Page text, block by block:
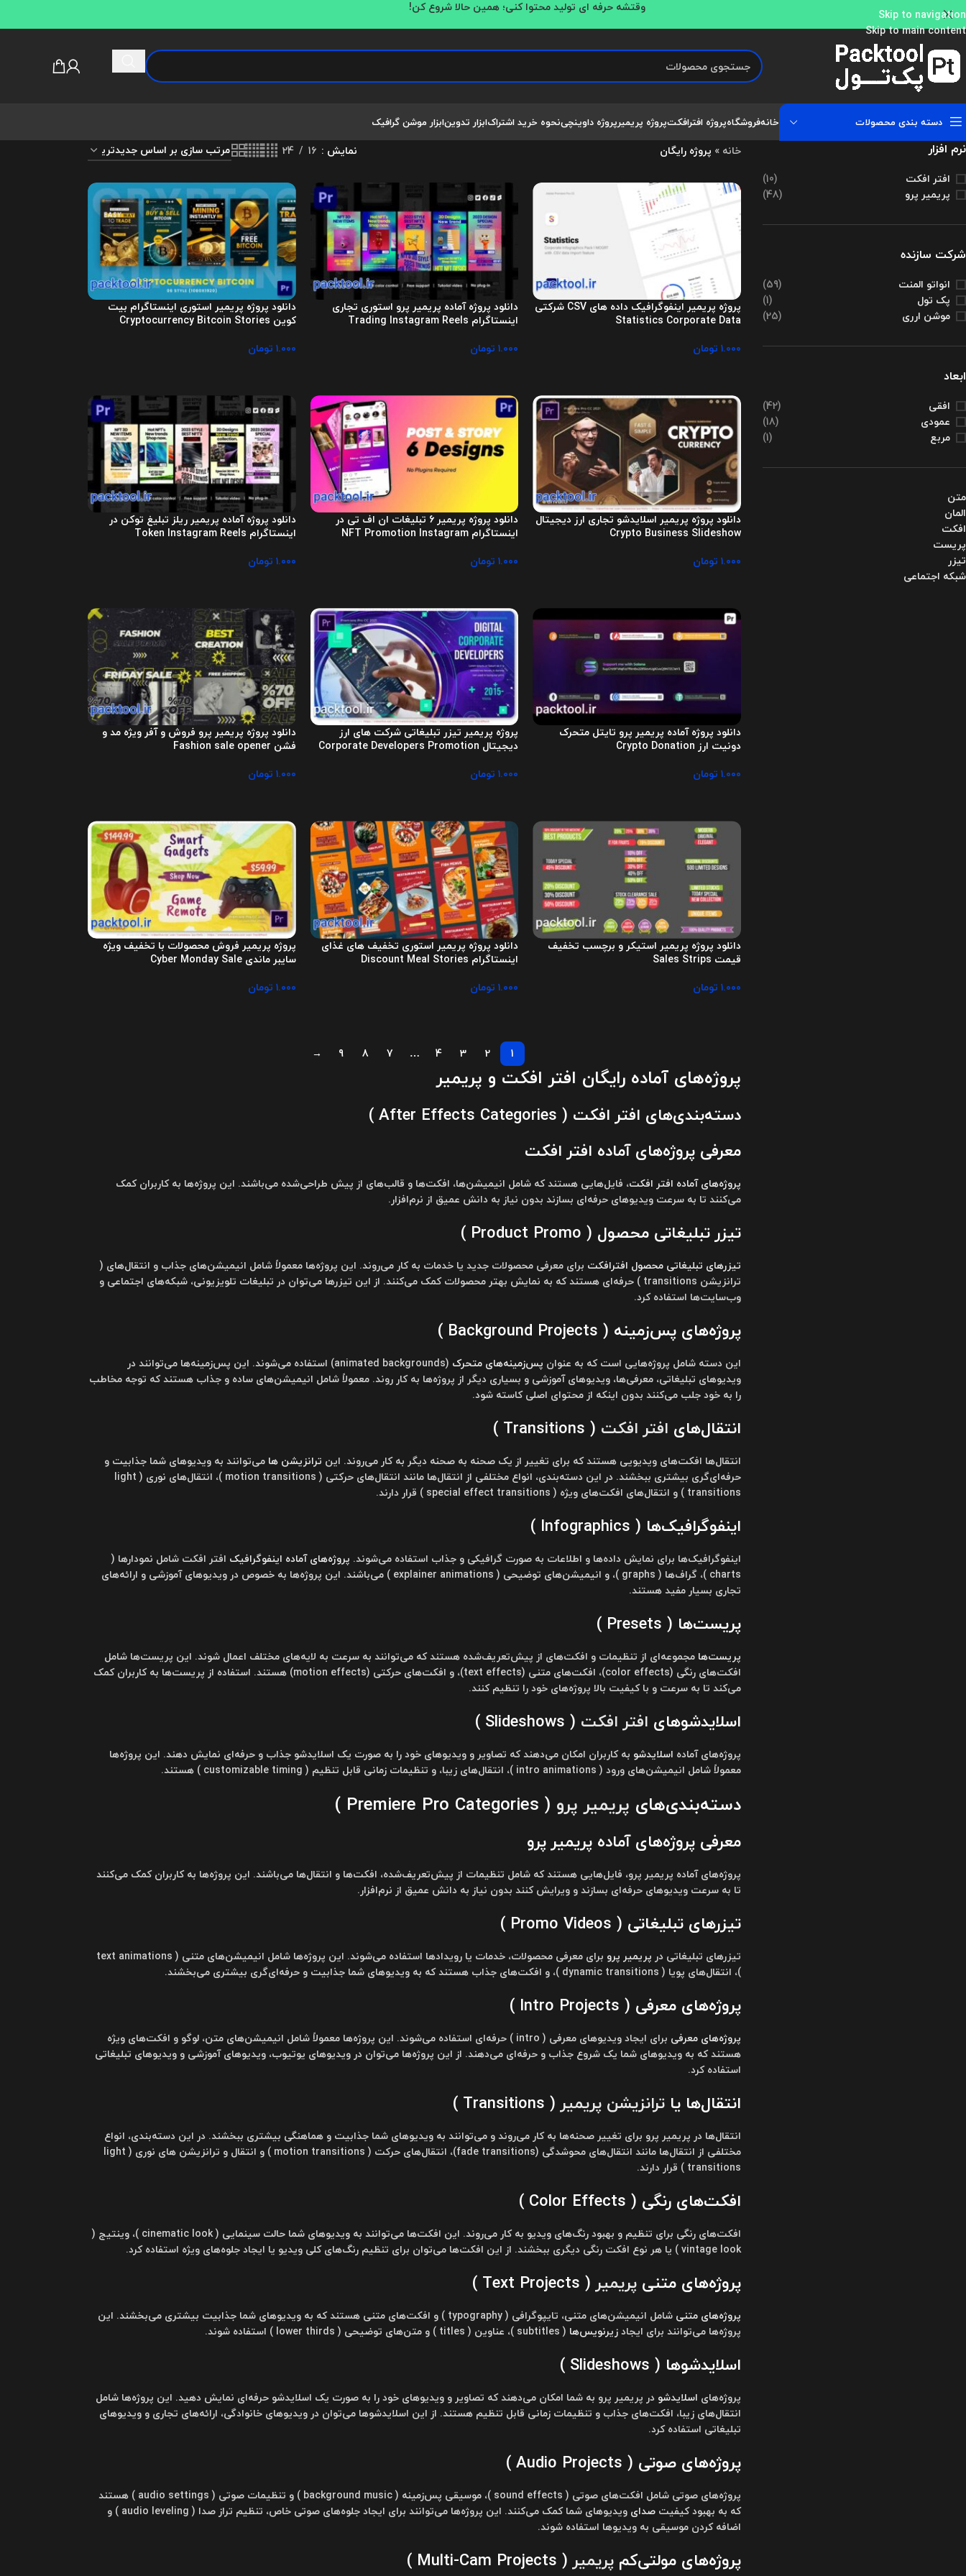
Skip to navigation
Skip to main content
وقتشه حرفه ای تولید محتوا کنی؛ همین حالا شروع کن!
دسته بندی محصولات خانهفروشگاهپروژه افترافکتپروژه پریمیرپروژه داوینچینحوه خرید اشتراکابزار تدوینابزار موشن گرافیک
نرم افزار
افتر افکت
(10)
پریمیر پرو
(48)
شرکت سازنده
انواتو المنت
(59)
پک تول
(1)
موشن ارری
(25)
ابعاد
افقی
(42)
عمودی
(18)
مربع
(1)
متن
المان
افکت
پریست
تیزر
شبکه اجتماعی
خانه » پروژه رایگان نمایش 16
24
پروژه پریمیر اینفوگرافیک داده های CSV شرکتی
Statistics Corporate Data
۱.۰۰۰ تومان
دانلود پروژه آماده پریمیر پرو استوری تجاری
اینستاگرام Trading Instagram Reels
۱.۰۰۰ تومان
دانلود پروژه پریمیر استوری اینستاگرام بیت
کوین Cryptocurrency Bitcoin Stories
۱.۰۰۰ تومان
دانلود پروژه پریمیر اسلایدشو تجاری ارز دیجیتال
Crypto Business Slideshow
۱.۰۰۰ تومان
دانلود پروژه پریمیر 6 تبلیغات ان اف تی در
اینستاگرام NFT Promotion Instagram
۱.۰۰۰ تومان
دانلود پروژه آماده پریمیر ریلز تبلیغ توکن در
اینستاگرام Token Instagram Reels
۱.۰۰۰ تومان
دانلود پروژه آماده پریمیر پرو تایتل متحرک
دونیت ارز Crypto Donation
۱.۰۰۰ تومان
پروژه پریمیر تیزر تبلیغاتی شرکت های ارز
دیجیتال Corporate Developers Promotion
۱.۰۰۰ تومان
دانلود پروژه پریمیر پرو فروش و آفر ویژه مد و
فشن Fashion sale opener
۱.۰۰۰ تومان
دانلود پروژه پریمیر استیکر و برچسب تخفیف
قیمت Sales Strips
۱.۰۰۰ تومان
دانلود پروژه پریمیر استوری تخفیف های غذای
اینستاگرام Discount Meal Stories
۱.۰۰۰ تومان
پروژه پریمیر فروش محصولات با تخفیف ویژه
سایبر ماندی Cyber Monday Sale
۱.۰۰۰ تومان
1
2
3
4
…
7
8
9
→
پروژه‌های آماده رایگان افتر افکت و پریمیر
دسته‌بندی‌های افتر افکت ( After Effects Categories )
معرفی پروژه‌های آماده افتر افکت
پروژه‌های آماده افتر افکت، فایل‌هایی هستند که شامل انیمیشن‌ها، افکت‌ها و قالب‌های از پیش طراحی‌شده می‌باشند. این پروژه‌ها به کاربران کمک
می‌کنند تا به سرعت ویدیوهای حرفه‌ای بسازند بدون نیاز به دانش عمیق از نرم‌افزار.
تیزر تبلیغاتی محصول ( Product Promo )
تیزرهای تبلیغاتی محصول افترافکت برای معرفی محصولات جدید یا خدمات به کار می‌روند. این پروژه‌ها معمولاً شامل انیمیشن‌های جذاب و انتقال‌های (
ترانزیشن transitions ) حرفه‌ای هستند که به نمایش بهتر محصولات کمک می‌کنند. از این تیزرها می‌توان در تبلیغات تلویزیونی، شبکه‌های اجتماعی و
وب‌سایت‌ها استفاده کرد.
پروژه‌های پس‌زمینه ( Background Projects )
این دسته شامل پروژه‌هایی است که به عنوان پس‌زمینه‌های متحرک
(animated backgrounds) استفاده می‌شوند. این پس‌زمینه‌ها می‌توانند در
ویدیوهای تبلیغاتی، معرفی‌ها، ویدیوهای آموزشی و بسیاری دیگر از پروژه‌ها به کار روند. معمولاً شامل انیمیشن‌های ساده و جذاب هستند که توجه مخاطب
را به خود جلب می‌کنند بدون اینکه از محتوای اصلی کاسته شود.
انتقال‌های افتر افکت ( Transitions )
انتقال‌ها افکت‌های ویدیویی هستند که برای تغییر از یک صحنه به صحنه دیگر به کار می‌روند. این ترانزیشن ها می‌توانند به ویدیوهای شما جذابیت و
حرفه‌ای‌گری بیشتری ببخشند. در این دسته‌بندی، انواع مختلفی از انتقال‌ها مانند انتقال‌های حرکتی ( motion transitions )، انتقال‌های نوری ( light
transitions ) و انتقال‌های افکت‌های ویژه ( special effect transitions ) قرار دارند.
اینفوگرافیک‌ها ( Infographics )
اینفوگرافیک‌ها برای نمایش داده‌ها و اطلاعات به صورت گرافیکی و جذاب استفاده می‌شوند. پروژه‌های آماده اینفوگرافیک افتر افکت شامل نمودارها (
charts )، گراف‌ها ( graphs )، و انیمیشن‌های توضیحی ( explainer animations ) می‌باشند. این پروژه‌ها به خصوص در ویدیوهای آموزشی و ارائه‌های
تجاری بسیار مفید هستند.
پریست‌ها ( Presets )
پریست‌ها مجموعه‌ای از تنظیمات و افکت‌های از پیش‌تعریف‌شده هستند که می‌توانند به سرعت به لایه‌های مختلف اعمال شوند. این پریست‌ها شامل
افکت‌های رنگی (color effects)، افکت‌های متنی (text effects)، و افکت‌های حرکتی (motion effects) هستند. استفاده از پریست‌ها به کاربران کمک
می‌کند تا به سرعت و با کیفیت بالا پروژه‌های خود را تنظیم کنند.
اسلایدشوهای افتر افکت ( Slideshows )
پروژه‌های آماده اسلایدشو به کاربران امکان می‌دهند که تصاویر و ویدیوهای خود را به صورت یک اسلایدشو جذاب و حرفه‌ای نمایش دهند. این پروژه‌ها
معمولاً شامل انیمیشن‌های ورود ( intro animations )، انتقال‌های زیبا، و تنظیمات زمانی قابل تنظیم ( customizable timing ) هستند.
دسته‌بندی‌های پریمیر پرو ( Premiere Pro Categories )
معرفی پروژه‌های آماده پریمیر پرو
پروژه‌های آماده پریمیر پرو، فایل‌هایی هستند که شامل تنظیمات از پیش‌تعریف‌شده، افکت‌ها و انتقال‌ها می‌باشند. این پروژه‌ها به کاربران کمک می‌کنند
تا به سرعت ویدیوهای حرفه‌ای بسازند و ویرایش کنند بدون نیاز به دانش عمیق از نرم‌افزار.
تیزرهای تبلیغاتی ( Promo Videos )
تیزرهای تبلیغاتی در پریمیر پرو
برای معرفی محصولات، خدمات یا رویدادها استفاده می‌شوند. این پروژه‌ها شامل انیمیشن‌های متنی ( text animations
)، انتقال‌های پویا ( dynamic transitions )، و افکت‌های جذاب هستند که به ویدیوهای شما جذابیت و حرفه‌ای‌گری بیشتری می‌بخشند.
پروژه‌های معرفی ( Intro Projects )
پروژه‌های معرفی
برای ایجاد ویدیوهای معرفی ( intro ) حرفه‌ای استفاده می‌شوند. این پروژه‌ها معمولاً شامل انیمیشن‌های متن، لوگو و افکت‌های ویژه
هستند که به ویدیوهای شما یک شروع جذاب و حرفه‌ای می‌دهند. از این پروژه‌ها می‌توان در ویدیوهای یوتیوب، ویدیوهای آموزشی و ویدیوهای تبلیغاتی
استفاده کرد.
انتقال‌ها یا ترانزیشن پریمیر( Transitions )
انتقال‌ها در پریمیر پرو برای تغییر صحنه‌ها به کار می‌روند و می‌توانند به ویدیوهای شما جذابیت و هماهنگی بیشتری ببخشند. در این دسته‌بندی، انواع
مختلفی از انتقال‌ها مانند انتقال‌های محوشدگی (fade transitions)، انتقال‌های حرکت ( motion transitions ) و انتقال‌ و ترانزیشن های نوری ( light
transitions ) قرار دارند.
افکت‌های رنگی ( Color Effects )
افکت‌های رنگی برای تنظیم و بهبود رنگ‌های ویدیو به کار می‌روند. این افکت‌ها می‌توانند به ویدیوهای شما حالت سینمایی ( cinematic look )، وینتیج (
vintage look ) یا هر نوع افکت رنگی دیگری ببخشند. از این افکت‌ها می‌توان برای تنظیم رنگ‌های کلی ویدیو یا ایجاد جلوه‌های ویژه استفاده کرد.
پروژه‌های متنی پریمیر( Text Projects )
پروژه‌های متنی
شامل انیمیشن‌های متنی، تایپوگرافی ( typography ) و افکت‌های متنی هستند که به ویدیوهای شما جذابیت بیشتری می‌بخشند. این
پروژه‌ها می‌توانند برای ایجادزیرنویس‌ها ( subtitles )، عناوین ( titles ) و متن‌های توضیحی ( lower thirds ) استفاده شوند.
اسلایدشوها ( Slideshows )
پروژه‌های اسلایدشو در پریمیر پرو به شما امکان می‌دهند که تصاویر و ویدیوهای خود را به صورت یک اسلایدشو حرفه‌ای نمایش دهید. این پروژه‌ها شامل
انتقال‌های زیبا، افکت‌های جذاب و تنظیمات زمانی قابل تنظیم هستند. از این اسلایدشوها می‌توان در ویدیوهای خانوادگی، ارائه‌های تجاری و ویدیوهای
تبلیغاتی استفاده کرد.
پروژه‌های صوتی ( Audio Projects )
پروژه‌های صوتی شامل افکت‌های صوتی ( sound effects )، موسیقی پس‌زمینه ( background music ) و تنظیمات صوتی ( audio settings ) هستند
که به بهبود کیفیت صدای
ویدیوهای شما کمک می‌کنند. این پروژه‌ها می‌توانند برای ایجاد جلوه‌های صوتی خاص، تنظیم تراز صدا ( audio leveling ) و
اضافه کردن موسیقی به ویدیوها استفاده شوند.
پروژه‌های مولتی‌کم پریمیر( Multi-Cam Projects )